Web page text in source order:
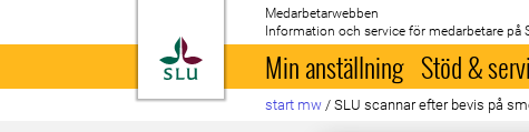
Till startsida
Medarbetarwebben
Information och service för medarbetare på
Min anställning Stöd &
start mw / SLU scannar efter bevis på